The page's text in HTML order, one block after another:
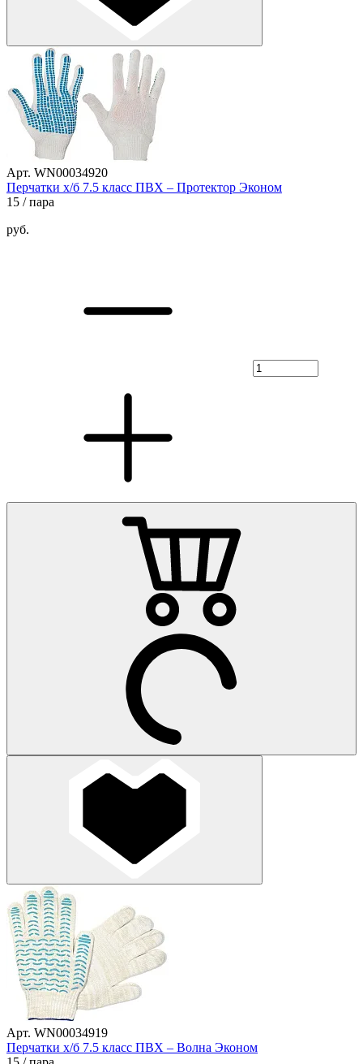
Арт. WN00034920
Перчатки х/б 7.5 класс ПВХ – Протектор Эконом
15 / пара
руб.
Арт. WN00034919
Перчатки х/б 7.5 класс ПВХ – Волна Эконом